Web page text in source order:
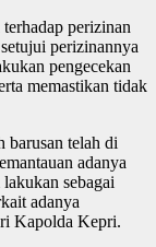
perizinan
perizinannya
pengecekan
memastikan tidak
barusan telah di
adanya
sebagai
adanya
Kapolda Kepri.